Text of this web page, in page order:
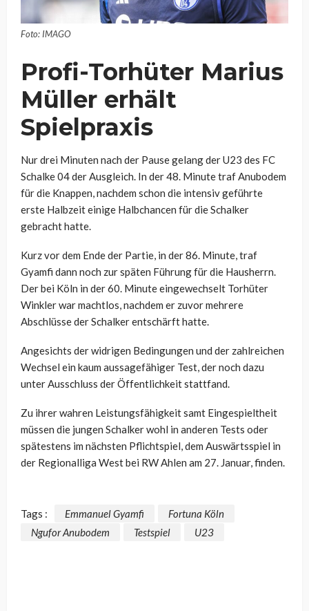
Foto: IMAGO
Profi-Torhüter Marius
Müller erhält
Spielpraxis
Nur drei Minuten nach der Pause gelang der U23 des FC
Schalke 04 der Ausgleich. In der 48. Minute traf Anubodem
für die Knappen, nachdem schon die intensiv geführte
erste Halbzeit einige Halbchancen für die Schalker
gebracht hatte.
Kurz vor dem Ende der Partie, in der 86. Minute, traf
Gyamfi dann noch zur späten Führung für die Hausherrn.
Der bei Köln in der 60. Minute eingewechselt Torhüter
Winkler war machtlos, nachdem er zuvor mehrere
Abschlüsse der Schalker entschärft hatte.
Angesichts der widrigen Bedingungen und der zahlreichen
Wechsel ein kaum aussagefähiger Test, der noch dazu
unter Ausschluss der Öffentlichkeit stattfand.
Zu ihrer wahren Leistungsfähigkeit samt Eingespieltheit
müssen die jungen Schalker wohl in anderen Tests oder
spätestens im nächsten Pflichtspiel, dem Auswärtsspiel in
der Regionalliga West bei RW Ahlen am 27. Januar, finden.
Tags : Emmanuel Gyamfi
Fortuna Köln
Ngufor Anubodem
Testspiel U23